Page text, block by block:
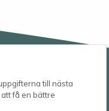
till nästa
få en bättre